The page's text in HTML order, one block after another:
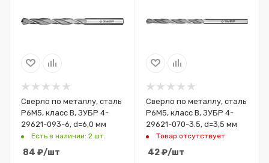
Сверло по металлу, сталь
Р6М5, класс В, ЗУБР 4-
29621-093-6, d=6,0 мм
Есть в наличии: 2 шт.
84 ₽/шт
Сверло по металлу, сталь
Р6М5, класс В, ЗУБР 4-
29621-070-3.5, d=3,5 мм
Товар отсутствует
42₽/шт